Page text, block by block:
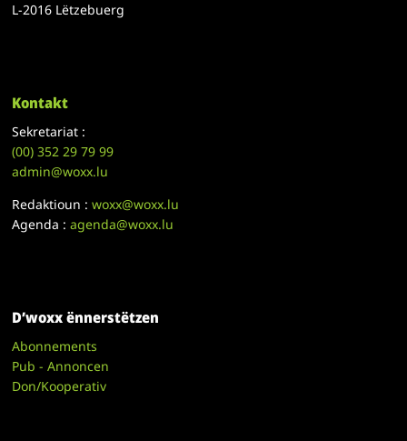
L-2016 Lëtzebuerg
Kontakt
Sekretariat :
(00)352 29 79 99
admin@woxx.lu
Redaktioun :woxx@woxx.lu
Agenda :agenda@woxx.lu
D’woxx ënnerstëtzen
Abonnements
Pub - Annoncen
Don/Kooperativ